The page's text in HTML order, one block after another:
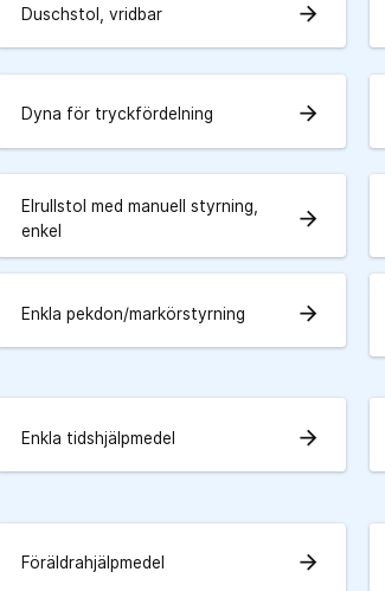
Duschstol, vridbar arrow_forward
Dyna för tryckfördelning arrow_forward
Elrullstol med manuell styrning,
enkel
arrow_forward
Enkla pekdon/markörstyrning arrow_forward
Enkla tidshjälpmedel arrow_forward
Föräldrahjälpmedel arrow_forward